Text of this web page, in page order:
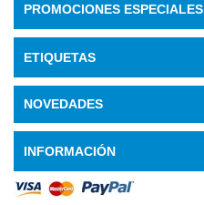
PROMOCIONES ESPECIALES
ETIQUETAS
NOVEDADES
INFORMACIÓN